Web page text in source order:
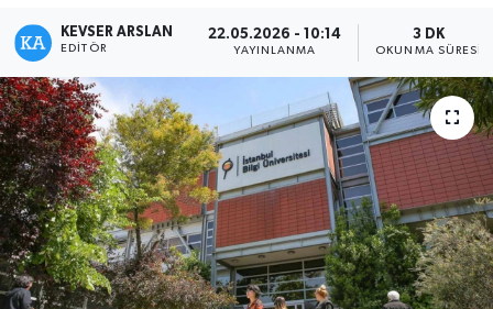
KEVSER ARSLAN
EDITÖR
22.05.2026 - 10:14
YAYINLANMA
3 DK
OKUNMA SÜRESI